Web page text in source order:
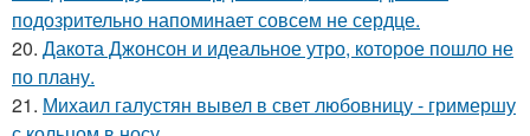
подозрительно напоминает совсем не сердце.
20. Дакота Джонсон и идеальное утро, которое пошло не
по плану.
21. Михаил галустян вывел в свет любовницу - гримершу